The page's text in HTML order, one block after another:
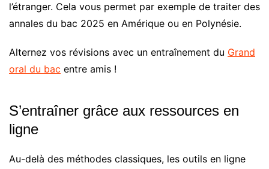
l’étranger. Cela vous permet par exemple de traiter des
annales du bac 2025 en Amérique ou en Polynésie.
Alternez vos révisions avec un entraînement du Grand
oral du bac entre amis !
S’entraîner grâce aux ressources en
ligne
Au-delà des méthodes classiques, les outils en ligne